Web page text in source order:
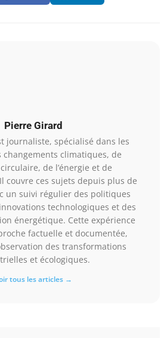
Pierre Girard
journaliste, spécialisé dans les
changements climatiques, de
de l’énergie et de
couvre ces sujets depuis plus de
un suivi régulier des politiques
technologiques et des
énergétique. Cette expérience
factuelle et documentée,
des transformations
et écologiques.
tous les articles →